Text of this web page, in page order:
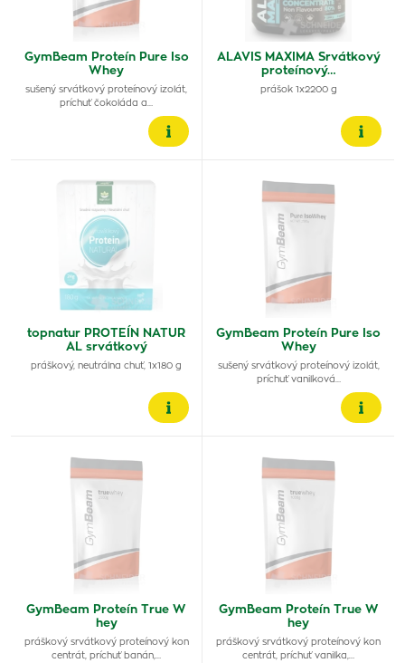
GymBeam Proteín Pure Iso
Whey
sušený srvátkový proteínový izolát,
príchuť čokoláda a…
ALAVIS MAXIMA Srvátkový
proteínový…
prášok 1x2200 g
topnatur PROTEÍN NATUR
AL srvátkový
práškový, neutrálna chuť, 1x180 g
GymBeam Proteín Pure Iso
Whey
sušený srvátkový proteínový izolát,
príchuť vanilková…
GymBeam Proteín True W
hey
práškový srvátkový proteínový kon
centrát, príchuť banán,…
GymBeam Proteín True W
hey
práškový srvátkový proteínový kon
centrát, príchuť vanilka,…